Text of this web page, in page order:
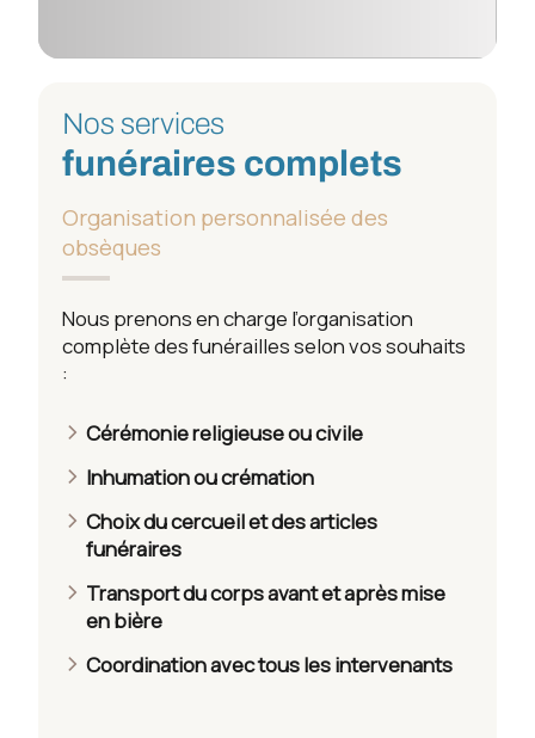
Nos services
funéraires complets
Organisation personnalisée des
obsèques
Nous prenons en charge l’organisation
complète des funérailles selon vos souhaits
:
Cérémonie religieuse ou civile
Inhumation ou crémation
Choix du cercueil et des articles
funéraires
Transport du corps avant et après mise
en bière
Coordination avec tous les intervenants